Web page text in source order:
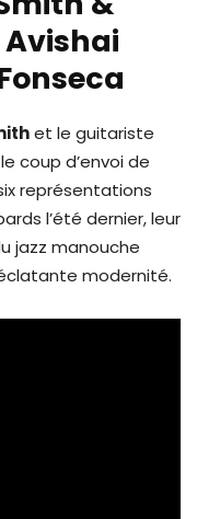
Avishai
et le guitariste
coup d’envoi de
représentations
l’été dernier, leur
jazz manouche
modernité.